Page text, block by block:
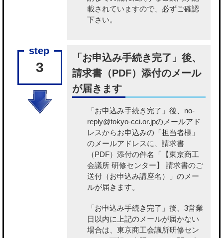
載されていますので、必ずご確認
下さい。
3
「お申込み手続き完了」後、
請求書（PDF）添付のメール
が届きます
「お申込み手続き完了」後、no-
reply@tokyo-cci.or.jpのメールアド
レスからお申込みの「担当者様」
のメールアドレスに、請求書
（PDF）添付の件名「【東京商工
会議所 研修センター】 請求書のご
送付（お申込み講座名）」のメー
ルが届きます。
「お申込み手続き完了」後、3営業
日以内に上記のメールが届かない
場合は、東京商工会議所研修セン